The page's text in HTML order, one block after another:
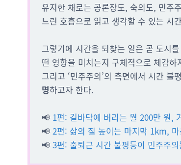
유지한 채로는 공론장도, 숙의도, 민주
느린 호흡으로 읽고 생각할 수 있는 시
그렇기에 시간을 되찾는 일은 곧 도시
떤 영향을 미치는지 구체적으로 체감하
그리고 ‘민주주의’의 측면에서 시간 불
명하고자 한다.
📢 1편: 길바닥에 버리는 월 200만 원,
📢 2편: 삶의 질 높이는 마지막 1km,
📢 3편: 출퇴근 시간 불평등이 민주주